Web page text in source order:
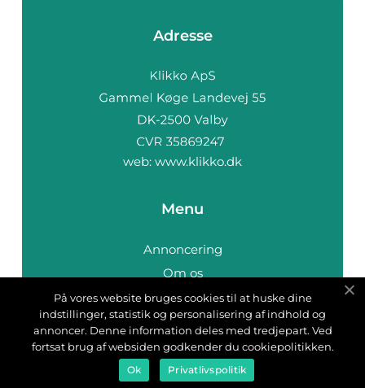
Adresse
web: www.klikko.dk
Menu
Annoncering
Om os
Cookies
Kontakt os
Sitemap
På vores website bruges cookies til at huske dine
indstillinger, statistik og personalisering af indhold og
annoncer. Denne information deles med tredjepart. Ved
fortsat brug af websiden godkender du cookiepolitikken.
Ok Privatlivspolitik